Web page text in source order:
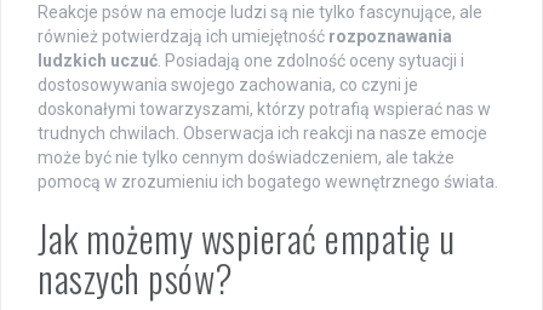
Reakcje psów na emocje ludzi są nie tylko fascynujące, ale
również potwierdzają ich umiejętność rozpoznawania
ludzkich uczuć . Posiadają one zdolność oceny sytuacji i
dostosowywania swojego zachowania, co czyni je
doskonałymi towarzyszami, którzy potrafią wspierać nas w
trudnych chwilach. Obserwacja ich reakcji na nasze emocje
może być nie tylko cennym doświadczeniem, ale także
pomocą w zrozumieniu ich bogatego wewnętrznego świata.
Jak możemy wspierać empatię u
naszych psów?